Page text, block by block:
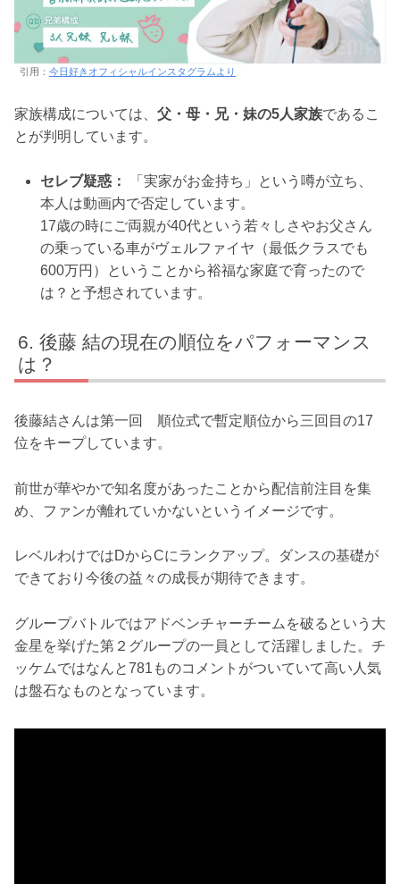
引用： 今日好きオフィシャルインスタグラムより
家族構成については、 父・母・兄・妹の5人家族であるこ
とが判明しています。
セレブ疑惑：
「実家がお金持ち」という噂が立ち、
本人は動画内で否定しています。
17歳の時にご両親が40代という若々しさやお父さん
の乗っている車がヴェルファイヤ（最低クラスでも
600万円）ということから裕福な家庭で育ったので
は？と予想されています。
後藤 結の現在の順位をパフォーマンス
は？
後藤結さんは第一回 順位式で暫定順位から三回目の17
位をキープしています。
前世が華やかで知名度があったことから配信前注目を集
め、ファンが離れていかないというイメージです。
レベルわけではDからCにランクアップ。ダンスの基礎が
できており今後の益々の成長が期待できます。
グループバトルではアドベンチャーチームを破るという大
金星を挙げた第２グループの一員として活躍しました。チ
ッケムではなんと781ものコメントがついていて高い人気
は盤石なものとなっています。